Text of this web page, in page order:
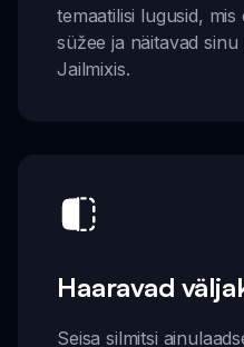
temaatilisi lugusid,
süžee ja näitavad
Jailmixis.
Haaravad
Seisa silmitsi